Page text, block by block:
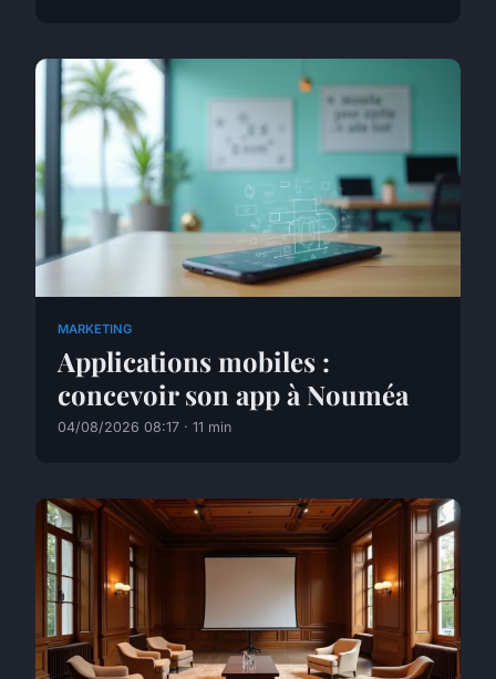
MARKETING
Applications mobiles :
concevoir son app à Nouméa
04/08/2026 08:17 · 11 min